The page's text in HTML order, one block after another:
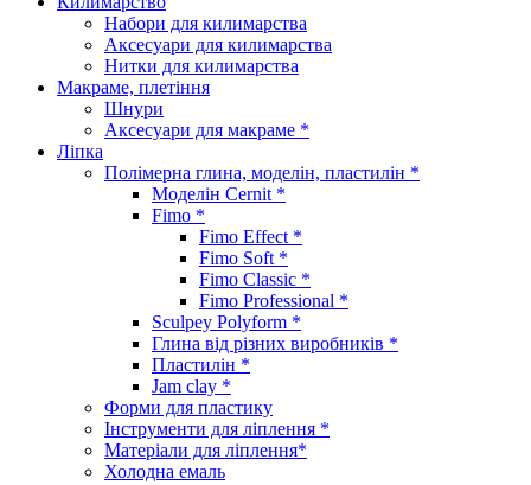
Набори для килимарства
Аксесуари для килимарства
Нитки для килимарства
Макраме, плетіння
Шнури
Аксесуари для макраме *
Ліпка
Полімерна глина, моделін, пластилін *
Моделін Cernit *
Fimo *
Fimo Effect *
Fimo Soft *
Fimo Classic *
Fimo Professional *
Sculpey Polyform *
Глина від різних виробників *
Пластилін *
Jam clay *
Форми для пластику
Інструменти для ліплення *
Матеріали для ліплення*
Холодна емаль